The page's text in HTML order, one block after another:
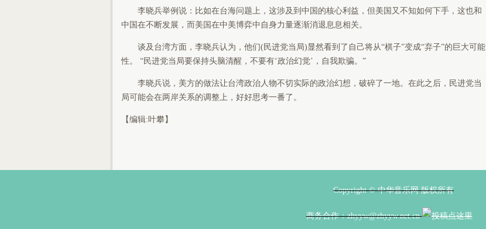
李晓兵举例说：比如在台海问题上，这涉及到中国的核心利益，但美国又不知如何下手，这也和
中国在不断发展，而美国在中美博弈中自身力量逐渐消退息息相关。
谈及台湾方面，李晓兵认为，他们(民进党当局)显然看到了自己将从“棋子”变成“弃子”的巨大可能
性。 “民进党当局要保持头脑清醒，不要有‘政治幻觉’，自我欺骗。”
李晓兵说，美方的做法让台湾政治人物不切实际的政治幻想，破碎了一地。在此之后，民进党当
局可能会在两岸关系的调整上，好好思考一番了。
【编辑:叶攀】
Copyright © 中华音乐网 版权所有
商务合作：zhyyw@zhyyw.net.cn